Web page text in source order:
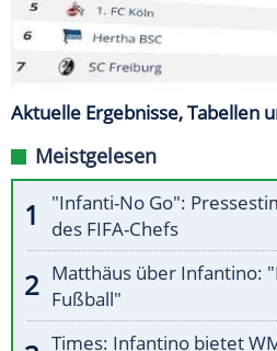
Aktuelle Ergebnisse, Tabellen
Meistgelesen
"Infanti-No Go":
des FIFA-Chefs
Matthäus über Infantino:
Fußball"
Times: Infantino bietet